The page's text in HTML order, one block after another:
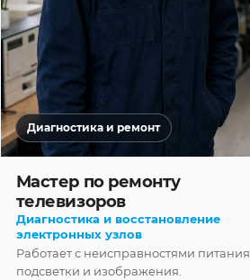
Диагностика и ремонт
Мастер по ремонту
телевизоров
Диагностика и восстановление
электронных узлов
Работает с неисправностями питания,
подсветки и изображения.